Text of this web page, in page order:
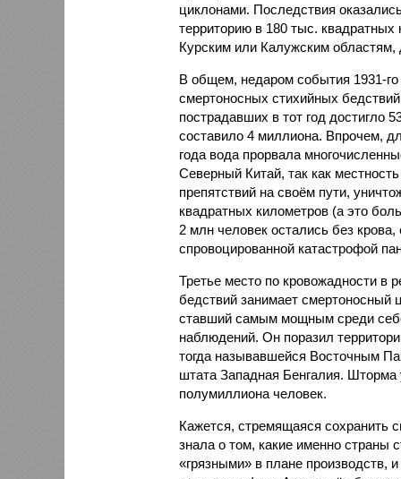
циклонами. Последствия
территорию в 180 тыс.
Курским или Калужским областям,
В общем, недаром события 1931-
смертоносных стихийных
пострадавших в тот год достигло
составило 4 миллиона. Впрочем,
года вода прорвала
Северный Китай, так как
препятствий на своём пути,
квадратных километров (а это
2 млн человек остались без
спровоцированной катастрофой
Третье место по кровожадности в
бедствий занимает смертоносный
ставший самым мощным среди
наблюдений. Он поразил
тогда называвшейся Восточным
штата Западная Бенгалия. Шторма
полумиллиона человек.
Кажется, стремящаяся сохранить
знала о том, какие именно страны
«грязными» в плане производств,